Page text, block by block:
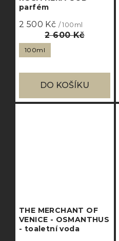
parfém
2 500 Kč / 100ml
2 600 Kč
100ml
DO KOŠÍKU
THE MERCHANT OF
VENICE - OSMANTHUS
- toaletní voda